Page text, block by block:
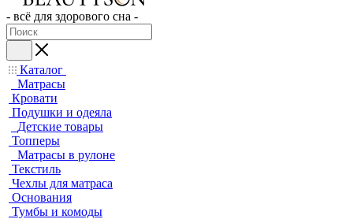
- всё для здорового сна -
Каталог
Матрасы
Кровати
Подушки и одеяла
Детские товары
Топперы
Матрасы в рулоне
Текстиль
Чехлы для матраса
Основания
Тумбы и комоды